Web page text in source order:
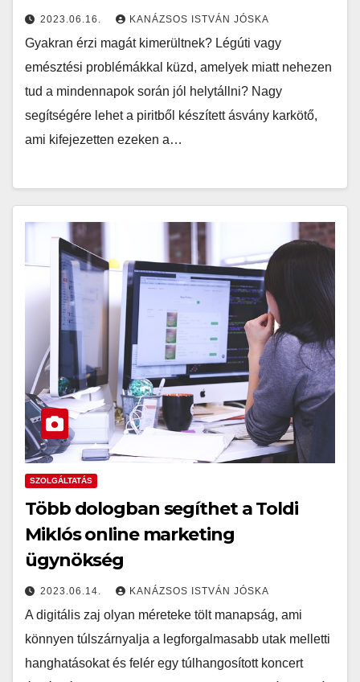
2023.06.16. KANÁZSOS ISTVÁN JÓSKA
Gyakran érzi magát kimerültnek? Légúti vagy
emésztési problémákkal küzd, amelyek miatt nehezen
tud a mindennapok során jól helytállni? Nagy
segítségére lehet a piritből készített ásvány karkötő,
ami kifejezetten ezeken a…
SZOLGÁLTATÁS
Több dologban segíthet a Toldi
Miklós online marketing
ügynökség
2023.06.14. KANÁZSOS ISTVÁN JÓSKA
A digitális zaj olyan méreteke tölt manapság, ami
könnyen túlszárnyalja a legforgalmasabb utak melletti
hanghatásokat és felér egy túlhangosított koncert